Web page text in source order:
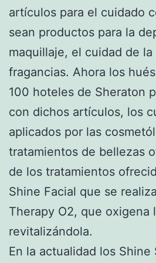
artículos para el cuidado
sean productos para la
maquillaje, el cuidad de
fragancias. Ahora los
100 hoteles de Sheraton
con dichos artículos, los
aplicados por las
tratamientos de bellezas
de los tratamientos
Shine Facial que se
Therapy O2, que oxigena
revitalizándola.
En la actualidad los Shine